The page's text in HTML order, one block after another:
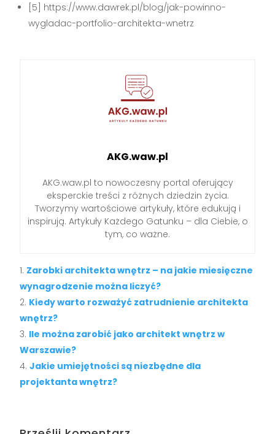
[5] https://www.dawrek.pl/blog/jak-powinno-
wygladac-portfolio-architekta-wnetrz
AKG.waw.pl
AKG.waw.pl to nowoczesny portal oferujący
eksperckie treści z różnych dziedzin życia.
Tworzymy wartościowe artykuły, które edukują i
inspirują. Artykuły Każdego Gatunku – dla Ciebie, o
tym, co ważne.
Zarobki architekta wnętrz – na jakie miesięczne
wynagrodzenie można liczyć?
Kiedy warto rozważyć zatrudnienie architekta
wnętrz?
Ile można zarobić jako architekt wnętrz w
Warszawie?
Jakie umiejętności są niezbędne dla
projektanta wnętrz?